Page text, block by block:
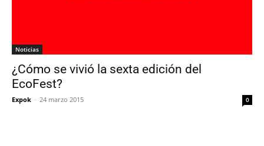
Noticias
¿Cómo se vivió la sexta edición del
EcoFest?
Expok - 24 marzo 2015 0